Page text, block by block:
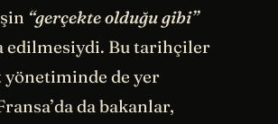
“gerçekte olduğu gibi”
edilmesiydi. Bu tarihçiler
yönetiminde de yer
da bakanlar,